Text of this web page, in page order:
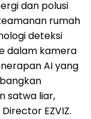
dan polusi
rumah
deteksi
dalam kamera
AI yang
satwa liar,
EZVIZ.